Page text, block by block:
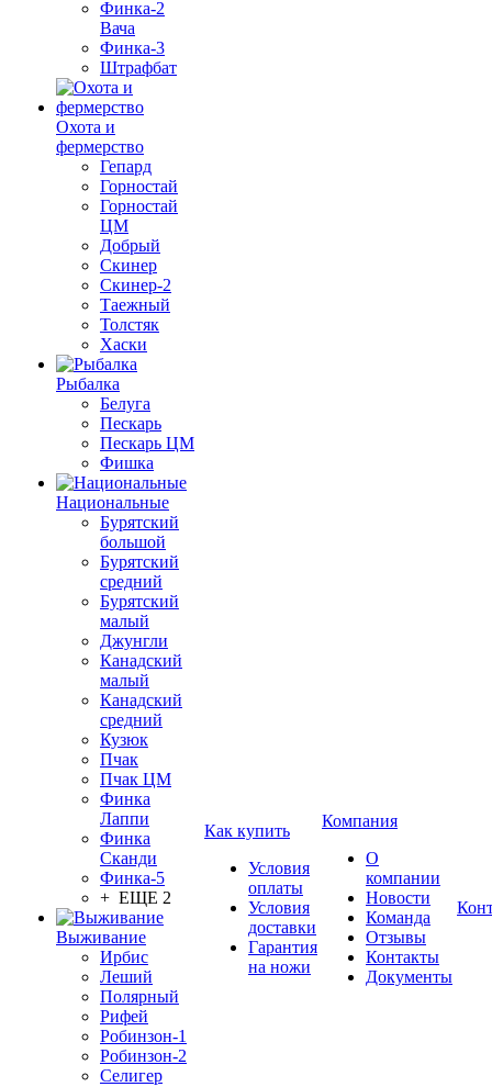
Финка-2
Вача
Финка-3
Штрафбат
Охота и
фермерство
Гепард
Горностай
Горностай
ЦМ
Добрый
Скинер
Скинер-2
Таежный
Толстяк
Хаски
Рыбалка
Белуга
Пескарь
Пескарь ЦМ
Фишка
Национальные
Бурятский
большой
Бурятский
средний
Бурятский
малый
Джунгли
Канадский
малый
Канадский
средний
Кузюк
Пчак
Пчак ЦМ
Финка
Лаппи
Финка
Сканди
Финка-5
+ ЕЩЕ 2
Выживание
Ирбис
Леший
Полярный
Рифей
Робинзон-1
Робинзон-2
Селигер
Как купить
Условия
оплаты
Условия
доставки
Гарантия
на ножи
Компания
О
компании
Новости
Команда
Отзывы
Контакты
Документы